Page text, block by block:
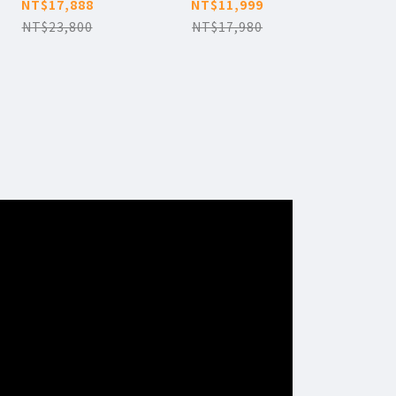
MAX PRO 2(攝影
NT$17,888
NT$23,800
NT$11,999
NT$17,980